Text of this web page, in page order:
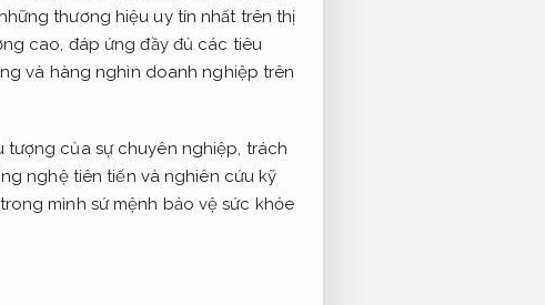
thương hiệu uy tín nhất trên thị
cao, đáp ứng đầy đủ các tiêu
và hàng nghìn doanh nghiệp trên
tượng của sự chuyên nghiệp, trách
nghệ tiên tiến và nghiên cứu kỹ
mình sứ mệnh bảo vệ sức khỏe